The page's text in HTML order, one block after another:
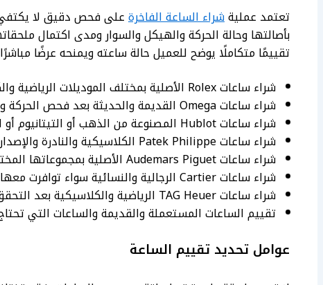
تعتمد عمليةشراء الساعة الفاخرةعلى فحص دقيق لا يكتفي
بأصالتها وحالة الحركة والهيكل والسوار ومدى اكتمال
تقييمًا متكاملًا يوضح للعميل حالة ساعته ويمنحه عرضًا مباشرًا
شراء ساعات Rolex الأصلية بمختلف الموديلات الرياضية والكلاسيكية والرجالية والنسائية.
شراء ساعات Omega القديمة والحديثة بعد فحص الحركة والمرجع والحالة العامة.
شراء ساعات Hublot المصنوعة من الذهب أو التيتانيوم أو السيراميك عند التأكد من أصالتها.
شراء ساعات Patek Philippe الكلاسيكية والنادرة والإصدارات ذات التفاصيل الدقيقة.
شراء ساعات Audemars Piguet الأصلية بمجموعاتها المختلفة وفق حالة المكونات والملحقات.
شراء ساعات Cartier الرجالية والنسائية سواء توافرت معها العلبة والأوراق أو لم تتوافر.
شراء ساعات TAG Heuer الرياضية والكلاسيكية بعد التحقق من الرقم المرجعي وسلامة الحركة.
تقييم الساعات المستعملة والقديمة والساعات التي
عوامل تحديد تقييم الساعة